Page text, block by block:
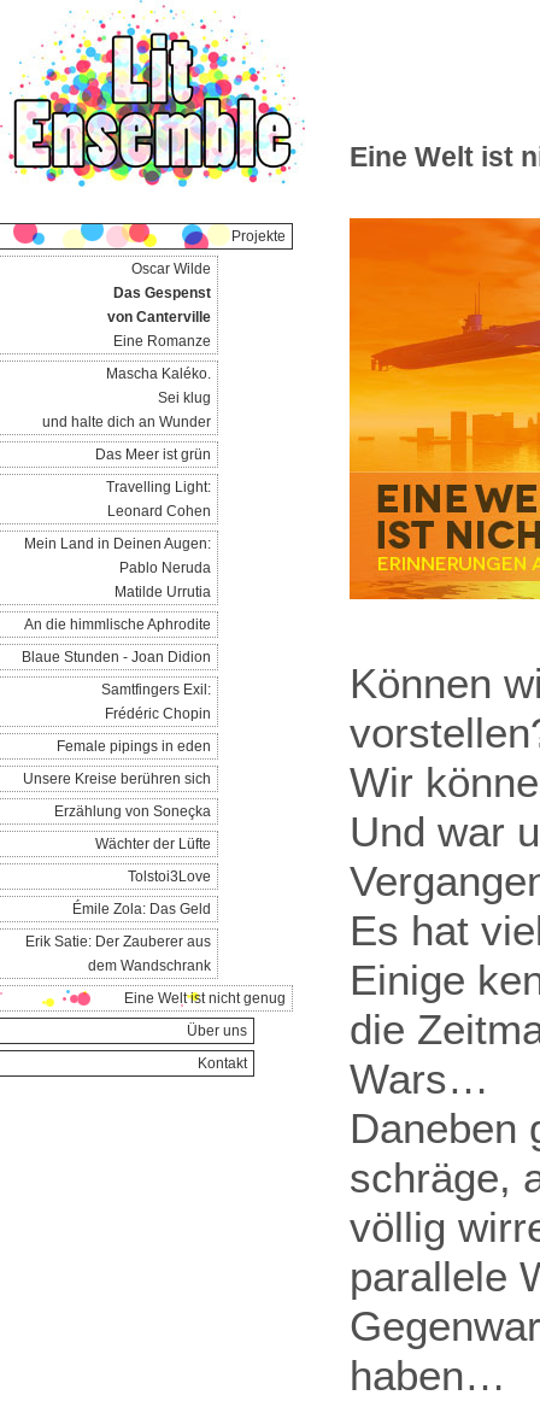
Projekte
Oscar Wilde
Das Gespenst
von Canterville
Eine Romanze
Mascha Kaléko.
Sei klug
und halte dich an Wunder
Das Meer ist grün
Travelling Light:
Leonard Cohen
Mein Land in Deinen Augen:
Pablo Neruda
Matilde Urrutia
An die himmlische Aphrodite
Blaue Stunden - Joan Didion
Samtfingers Exil:
Frédéric Chopin
Female pipings in eden
Unsere Kreise berühren sich
Erzählung von Soneçka
Wächter der Lüfte
Tolstoi3Love
Émile Zola: Das Geld
Erik Satie: Der Zauberer aus
dem Wandschrank
Eine Welt ist nicht genug
Über uns
Kontakt
Eine Welt ist
Können
Wir
Und war
Es hat
Einige
die
Wars…
Daneben
schräge,
völlig
parallele
haben…